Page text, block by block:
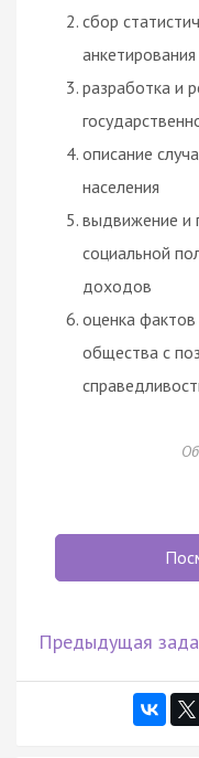
сбор
анкетирования
разработка и
описание
населения
выдвижение и
социальной
доходов
оценка фактов
общества с
Предыдущая